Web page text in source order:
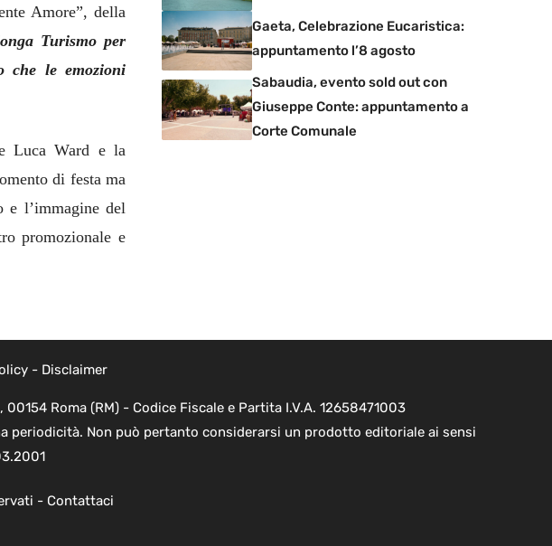
Amore”, della
Turismo per
che le emozioni
Luca Ward e la
di festa ma
e l’immagine del
promozionale e
Gaeta, Celebrazione Eucaristica:
appuntamento l’8 agosto
Sabaudia, evento sold out con
Giuseppe Conte: appuntamento a
Corte Comunale
- Disclaimer
Roma (RM) - Codice Fiscale e Partita I.V.A. 12658471003
periodicità. Non può pertanto considerarsi un prodotto editoriale ai sensi
- Contattaci